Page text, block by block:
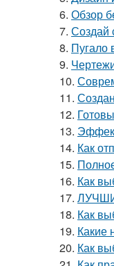
6. Обзор
7. Создай
8. Пугало
9.
10.
11.
12.
13.
14. Как
15.
16. Как
17.
18. Как
19. Какие
20. Как